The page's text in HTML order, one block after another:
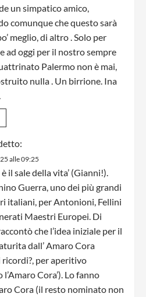
un simpatico amico,
comunque che questo sarà
meglio, di altro . Solo per
ad oggi per il nostro sempre
Palermo non è mai,
nulla . Un birrione. Ina
alle 09:25
è il sale della vita’ (Gianni!).
Guerra, uno dei più grandi
italiani, per Antonioni, Fellini
Maestri Europei. Di
che l’idea iniziale per il
dall’ Amaro Cora
ricordi?, per aperitivo
Cora’). Lo fanno
Cora (il resto nominato non